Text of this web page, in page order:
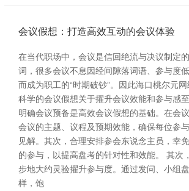
会议假想：打造高效互动的会议体验
在当代职场中，会议是信回绝流与决议制定
词，很多会议不息因经间隙落词语、参与度
而成为职工的“时期破钞”。因此海口桃尔元网
科学的会议假想关于擢升会议效能和参与感
明确会议预备是高效会议假想的基础。在会
会议的主题、议程及预期效能，确保每位参
见解。其次，合理安排参会东说念主员，幸
的参与，以提高盘考的针对性和效能。 其次
步地大约灵验擢升参与度。通过发问、小组
样，饱